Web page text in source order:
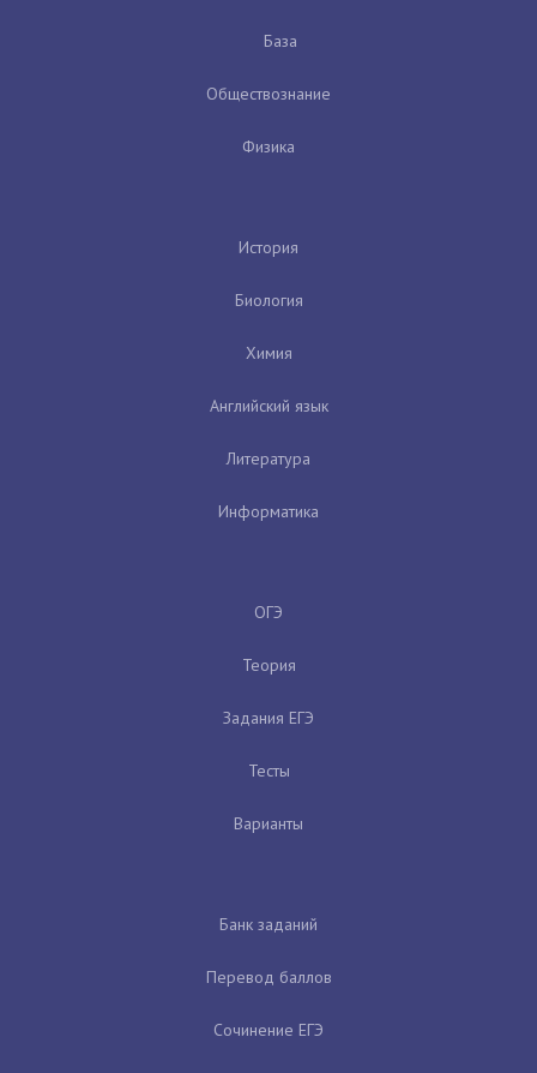
База
Обществознание
Физика
История
Биология
Химия
Английский язык
Литература
Информатика
ОГЭ
Теория
Задания ЕГЭ
Тесты
Варианты
Банк заданий
Перевод баллов
Сочинение ЕГЭ